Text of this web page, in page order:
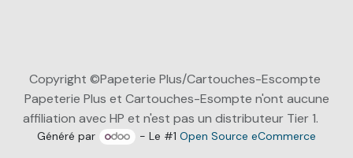
Copyright ©Papeterie Plus/Cartouches-Escompte
Papeterie Plus et Cartouches-Esompte n'ont aucune
affiliation avec HP et n'est pas un distributeur Tier 1.
Généré par - Le #1Open Source eCommerce